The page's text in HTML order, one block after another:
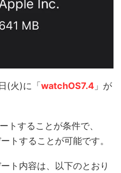
(火)に「 watchOS7.4 」が
トすることが条件で、
トすることが可能です。
ト内容は、以下のとおり